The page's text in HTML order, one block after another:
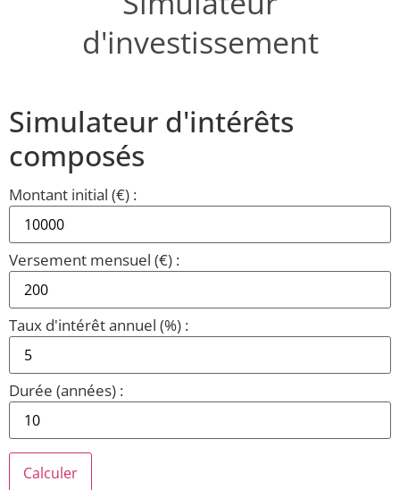
d'investissement
Simulateur d'intérêts
composés
Montant initial (€) :
Versement mensuel (€) :
Taux d'intérêt annuel (%) :
Durée (années) :
Calculer